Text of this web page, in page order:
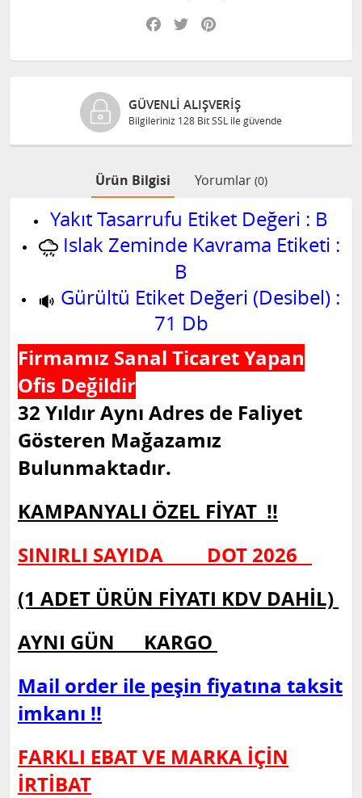
Facebook
Twitter
GÜVENLI ALIŞVERIŞ
Bilgileriniz 128 Bit SSL ile güvende
Ürün Bilgisi Yorumlar (0)
Yakıt Tasarrufu Etiket Değeri : B
Islak Zeminde Kavrama Etiketi :
B
Gürültü Etiket Değeri (Desibel) :
71 Db
Firmamız Sanal Ticaret Yapan
Ofis Değildir
32 Yıldır Aynı Adres de Faliyet
Gösteren Mağazamız
Bulunmaktadır.
KAMPANYALI ÖZEL FİYAT !!
SINIRLI SAYIDA DOT 2026
(1 ADET ÜRÜN FİYATI KDV DAHİL)
AYNI GÜN KARGO
Mail order ile peşin fiyatına taksit
imkanı !!
FARKLI EBAT VE MARKA İÇİN
İRTİBAT